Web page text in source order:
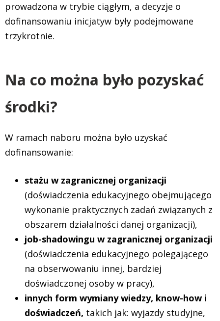
prowadzona w trybie ciągłym, a decyzje o
dofinansowaniu inicjatyw były podejmowane
trzykrotnie.
Na co można było pozyskać
środki?
W ramach naboru można było uzyskać
dofinansowanie:
stażu w zagranicznej organizacji
(doświadczenia edukacyjnego obejmującego
wykonanie praktycznych zadań związanych z
obszarem działalności danej organizacji),
job-shadowingu w zagranicznej organizacji
(doświadczenia edukacyjnego polegającego
na obserwowaniu innej, bardziej
doświadczonej osoby w pracy),
innych form wymiany wiedzy, know-how i
doświadczeń, takich jak: wyjazdy studyjne,